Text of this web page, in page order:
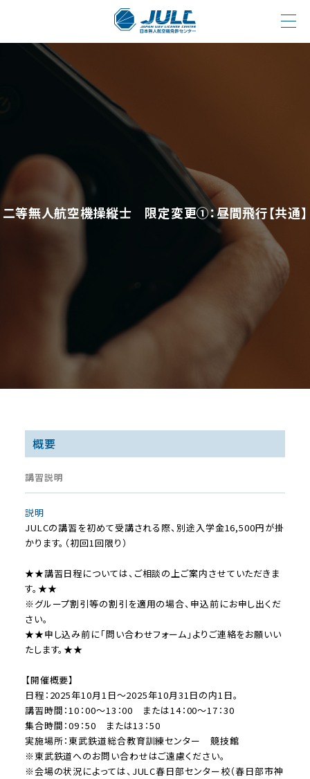
二等無人航空機操縦士 限定変更①：昼間飛行【共通】
概要
講習説明
説明
JULCの講習を初めて受講される際、別途入学金16,500円が掛
かります。（初回1回限り）
★★講習日程については、ご相談の上ご案内させていただきま
す。★★
※グループ割引等の割引を適用の場合、申込前にお申し出くだ
さい。
★★申し込み前に「問い合わせフォーム」よりご連絡をお願いい
たします。★★
【開催概要】
日程：2025年10月1日～2025年10月31日の内1日。
講習時間：10：00～13：00 または14：00～17：30
集合時間：09：50 または13：50
実施場所：東武鉄道総合教育訓練センター 競技館
※東武鉄道へのお問い合わせはご遠慮ください。
※会場の状況によっては、JULC春日部センター校（春日部市神